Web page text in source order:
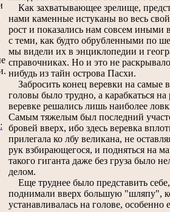
Как захватывающее зрелище,
нами каменные истуканы во весь
рост и показались нам совсем иными
с теми, как будто обрубленными по
мы видели их в энциклопедии и
справочниках. Но и это не
нибудь из тайн острова Пасхи.
Забросить конец веревки на самые
головы было трудно, а карабкаться на
веревке решались лишь наиболее
Самым тяжелым был последний
бровей вверх, ибо здесь веревка
прилегала ко лбу великана, не
рук взбирающегося, и подняться на
такого гиганта даже без груза было
делом.
Еще труднее было представить
поднимали вверх большую "шляпу",
устанавливалась на голове, особенно